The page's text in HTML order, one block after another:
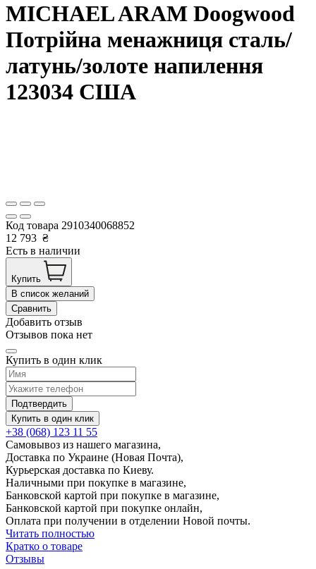
MICHAEL ARAM Doogwood
Потрійна менажниця сталь/
латунь/золоте напилення
123034 США
Код товара 2910340068852
12 793 ₴
Есть в наличии
Купить
В список желаний
Сравнить
Добавить отзыв
Отзывов пока нет
Купить в один клик
Подтвердить
Купить в один клик
+38 (068) 123 11 55
Самовывоз из нашего магазина,
Доставка по Украине (Новая Почта),
Курьерская доставка по Киеву.
Наличными при покупке в магазине,
Банковской картой при покупке в магазине,
Банковской картой при покупке онлайн,
Оплата при получении в отделении Новой почты.
Читать полностью
Кратко о товаре
Отзывы